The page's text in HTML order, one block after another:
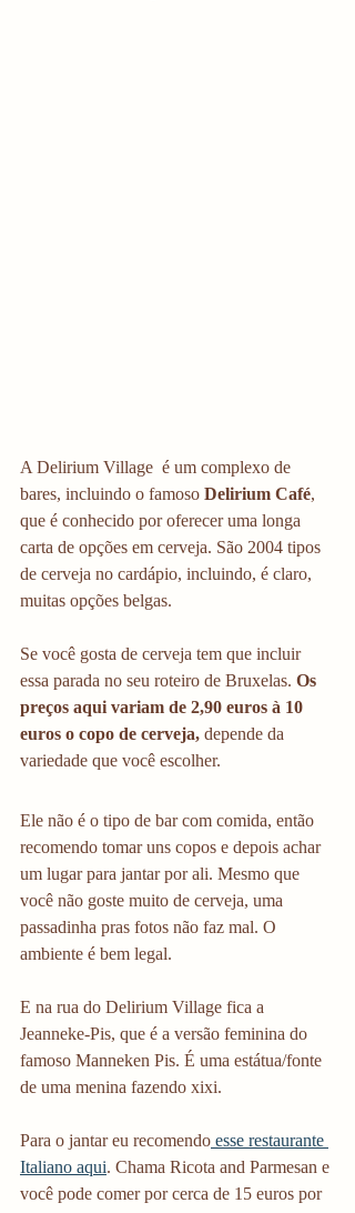
A Delirium Village  é um complexo de
bares, incluindo o famoso Delirium Café,
que é conhecido por oferecer uma longa
carta de opções em cerveja. São 2004 tipos
de cerveja no cardápio, incluindo, é claro,
muitas opções belgas.
Se você gosta de cerveja tem que incluir
essa parada no seu roteiro de Bruxelas. Os
preços aqui variam de 2,90 euros à 10
euros o copo de cerveja, depende da
variedade que você escolher.
Ele não é o tipo de bar com comida, então
recomendo tomar uns copos e depois achar
um lugar para jantar por ali. Mesmo que
você não goste muito de cerveja, uma
passadinha pras fotos não faz mal. O
ambiente é bem legal.
E na rua do Delirium Village fica a
Jeanneke-Pis, que é a versão feminina do
famoso Manneken Pis. É uma estátua/fonte
de uma menina fazendo xixi.
Para o jantar eu recomendo esse restaurante
Italiano aqui. Chama Ricota and Parmesan e
você pode comer por cerca de 15 euros por